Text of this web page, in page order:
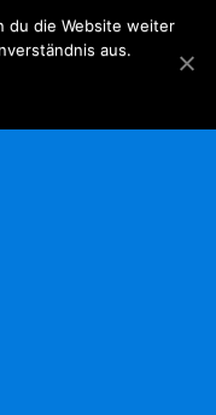
du die Website weiter
aus.